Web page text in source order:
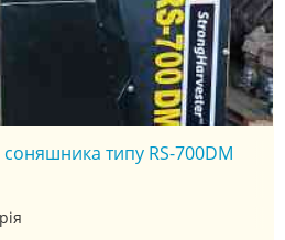
типу RS-700DM